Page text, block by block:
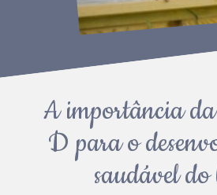
A importância
D para o
saudável do